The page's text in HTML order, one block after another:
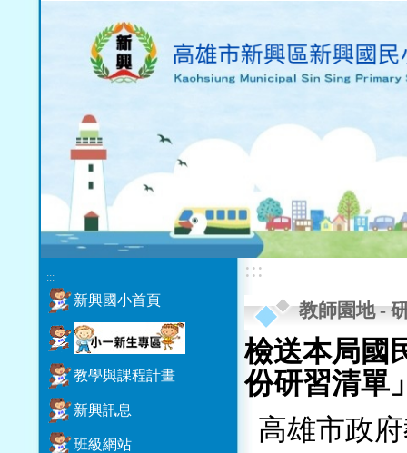
:::
新興國小首頁
教學與課程計畫
新興訊息
班級網站
:::
教師園地-
檢送本局國
份研習清單
高雄市政